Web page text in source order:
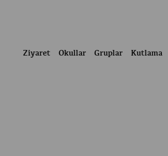
Ziyaret Okullar Gruplar Kutlama